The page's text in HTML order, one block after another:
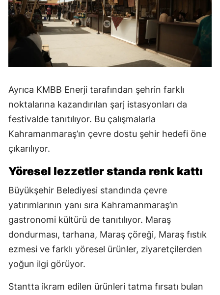
Ayrıca KMBB Enerji tarafından şehrin farklı
noktalarına kazandırılan şarj istasyonları da
festivalde tanıtılıyor. Bu çalışmalarla
Kahramanmaraş’ın çevre dostu şehir hedefi öne
çıkarılıyor.
Yöresel lezzetler standa renk kattı
Büyükşehir Belediyesi standında çevre
yatırımlarının yanı sıra Kahramanmaraş’ın
gastronomi kültürü de tanıtılıyor. Maraş
dondurması, tarhana, Maraş çöreği, Maraş fıstık
ezmesi ve farklı yöresel ürünler, ziyaretçilerden
yoğun ilgi görüyor.
Stantta ikram edilen ürünleri tatma fırsatı bulan